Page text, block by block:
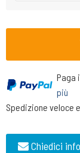
Paga
più
Spedizione veloce
Chiedici